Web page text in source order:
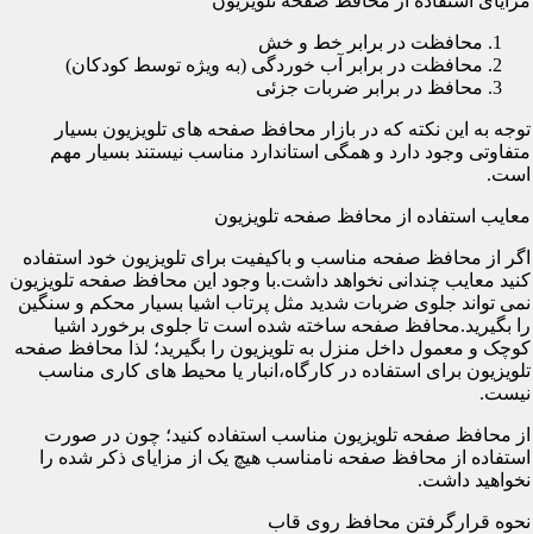
محافظت در برابر خط و خش
محافظت در برابر آب خوردگی (به ویژه توسط کودکان)
محافظ در برابر ضربات جزئی
توجه به این نکته که در بازار محافظ صفحه های تلویزیون بسیار
متفاوتی وجود دارد و همگی استاندارد مناسب نیستند بسیار مهم
است.
معایب استفاده از محافظ صفحه تلویزیون
اگر از محافظ صفحه مناسب و باکیفیت برای تلویزیون خود استفاده
کنید معایب چندانی نخواهد داشت.با وجود این محافظ صفحه تلویزیون
نمی تواند جلوی ضربات شدید مثل پرتاب اشیا بسیار محکم و سنگین
را بگیرید.محافظ صفحه ساخته شده است تا جلوی برخورد اشیا
کوچک و معمول داخل منزل به تلویزیون را بگیرید؛ لذا محافظ صفحه
تلویزیون برای استفاده در کارگاه،انبار یا محیط های کاری مناسب
نیست.
از محافظ صفحه تلویزیون مناسب استفاده کنید؛ چون در صورت
استفاده از محافظ صفحه نامناسب هیچ یک از مزایای ذکر شده را
نخواهید داشت.
نحوه قرارگرفتن محافظ روی قاب